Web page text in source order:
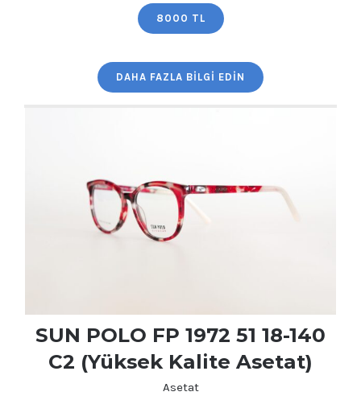
Kalite Asetat)
8000 TL
DAHA FAZLA BILGI EDIN
SUN POLO FP 1972 51 18-140
C2 (Yüksek Kalite Asetat)
Asetat